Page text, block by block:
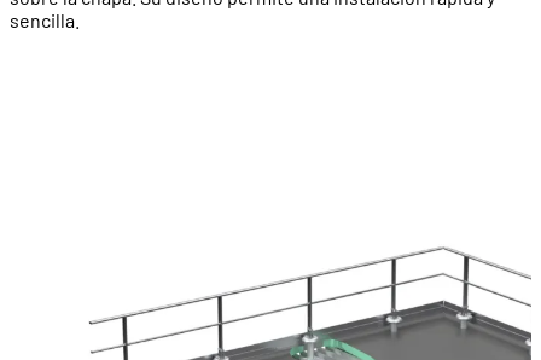
sencilla.